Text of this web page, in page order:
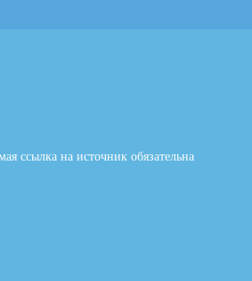
ссылка на источник обязательна